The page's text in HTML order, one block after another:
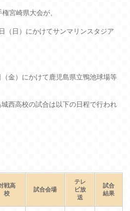
宮崎県大会が、
（日）にかけてサンマリンスタジア
金）にかけて鹿児島県立鴨池球場等
西高校の試合は以下の日程で行われ
戦高
校
試合会場
テレ
ビ放
送
試合
結果